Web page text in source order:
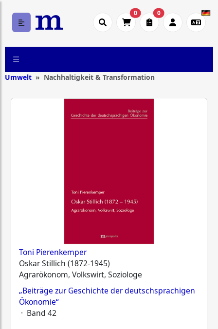
0 0
Umwelt Nachhaltigkeit & Transformation
Toni Pierenkemper
Oskar Stillich (1872-1945)
Agrarökonom, Volkswirt, Soziologe
„Beiträge zur Geschichte der deutschsprachigen
Ökonomie“
· Band 42